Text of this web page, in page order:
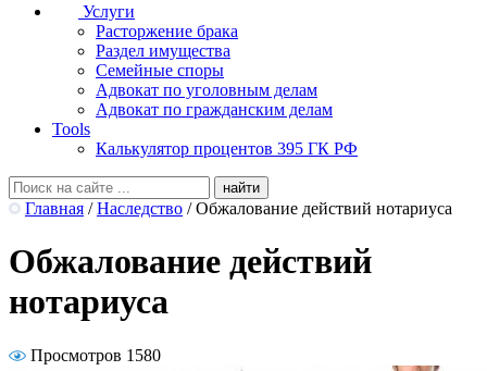
Услуги
Расторжение брака
Раздел имущества
Семейные споры
Адвокат по уголовным делам
Адвокат по гражданским делам
Tools
Калькулятор процентов 395 ГК РФ
Главная / Наследство / Обжалование действий нотариуса
Обжалование действий
нотариуса
Просмотров 1580